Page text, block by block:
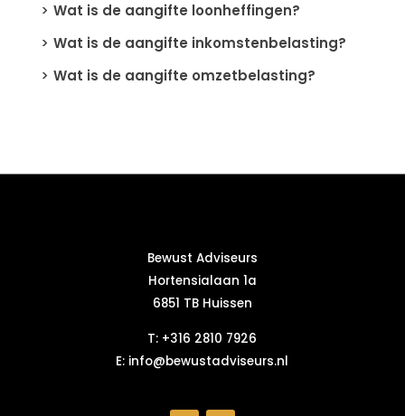
Wat is de aangifte loonheffingen?
Wat is de aangifte inkomstenbelasting?
Wat is de aangifte omzetbelasting?
Bewust Adviseurs
Hortensialaan 1a
6851 TB Huissen
T: +316 2810 7926
E: info@bewustadviseurs.nl